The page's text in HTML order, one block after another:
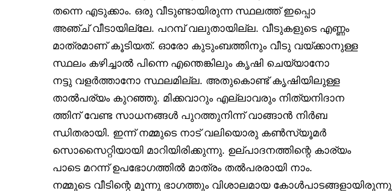
തന്നെ എടുക്കാം. ഒരു വീടുണ്ടായിരുന്ന സ്ഥലത്ത് ഇപ്പൊ
അഞ്ച് വീടായില്ലേ. പറമ്പ് വലുതായില്ല. വീടുകളുടെ എണ്ണം
മാത്രമാണ് കൂടിയത്. ഓരോ കുടുംബത്തിനും വീടു വയ്ക്കാനുള്ള
സ്ഥലം കഴിച്ചാൽ പിന്നെ എന്തെങ്കിലും കൃഷി ചെയ്യാനോ
നട്ടു വളർത്താനോ സ്ഥലമില്ല. അതുകൊണ്ട് കൃഷിയിലുള്ള
താൽപര്യം കുറഞ്ഞു. മിക്കവാറും എല്ലാവരും നിത്യനിദാന
ത്തിന് വേണ്ട സാധനങ്ങൾ പുറത്തുനിന്ന് വാങ്ങാൻ നിർബ
ന്ധിതരായി. ഇന്ന് നമ്മുടെ നാട് വലിയൊരു കൺസ്യൂമർ
സൊസൈറ്റിയായി മാറിയിരിക്കുന്നു. ഉല്പാദനത്തിന്റെ കാര്യം
പാടെ മറന്ന് ഉപഭോഗത്തിൽ മാത്രം തൽപരരായി നാം.
നമ്മുടെ വീടിന്റെ മൂന്നു ഭാഗത്തും വിശാലമായ കോൾപാടങ്ങളായിരുന്നു.